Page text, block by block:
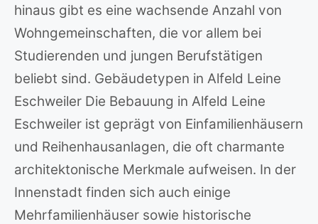
hinaus gibt es eine wachsende Anzahl von
Wohngemeinschaften, die vor allem bei
Studierenden und jungen Berufstätigen
beliebt sind. Gebäudetypen in Alfeld Leine
Eschweiler Die Bebauung in Alfeld Leine
Eschweiler ist geprägt von Einfamilienhäusern
und Reihenhausanlagen, die oft charmante
architektonische Merkmale aufweisen. In der
Innenstadt finden sich auch einige
Mehrfamilienhäuser sowie historische